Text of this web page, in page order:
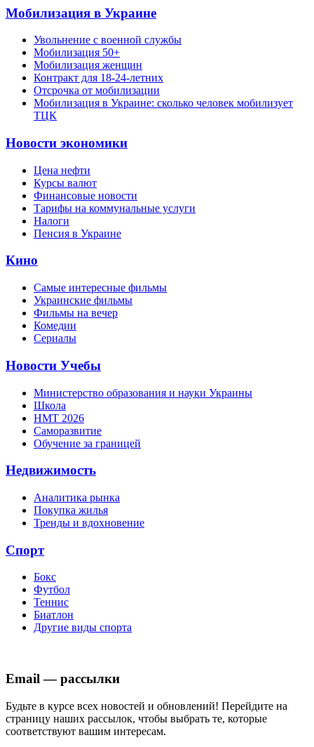
Мобилизация в Украине
Увольнение с военной службы
Мобилизация 50+
Мобилизация женщин
Контракт для 18-24-летних
Отсрочка от мобилизации
Мобилизация в Украине: сколько человек мобилизует
ТЦК
Новости экономики
Цена нефти
Курсы валют
Финансовые новости
Тарифы на коммунальные услуги
Налоги
Пенсия в Украине
Кино
Самые интересные фильмы
Украинские фильмы
Фильмы на вечер
Комедии
Сериалы
Новости Учебы
Министерство образования и науки Украины
Школа
НМТ 2026
Саморазвитие
Обучение за границей
Недвижимость
Аналитика рынка
Покупка жилья
Тренды и вдохновение
Спорт
Бокс
Футбол
Теннис
Биатлон
Другие виды спорта
Email — рассылки
Будьте в курсе всех новостей и обновлений! Перейдите на
страницу наших рассылок, чтобы выбрать те, которые
соответствуют вашим интересам.